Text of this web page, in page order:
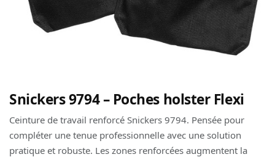
Snickers 9794 – Poches holster Flexi
Ceinture de travail renforcé Snickers 9794. Pensée pour
compléter une tenue professionnelle avec une solution
pratique et robuste. Les zones renforcées augmentent la